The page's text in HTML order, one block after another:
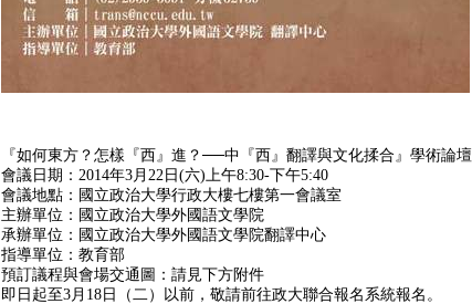
『如何東方？怎樣『西』進？──中『西』翻譯與文化揉合』學術論壇
會議日期：2014年3月22日(六)上午8:30-下午5:40
會議地點：國立政治大學行政大樓七樓第一會議室
主辦單位：國立政治大學外國語文學院
承辦單位：國立政治大學外國語文學院翻譯中心
指導單位：教育部
預訂議程與會場交通圖：請見下方附件
即日起至3月18日（二）以前，敬請前往政大聯合報名系統報名。